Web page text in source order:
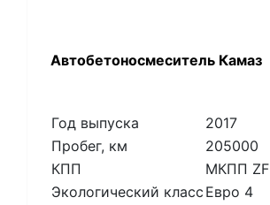
Автобетоносмеситель Камаз
Год выпуска
2017
Пробег, км
205000
КПП
МКПП ZF
Экологический класс Евро 4